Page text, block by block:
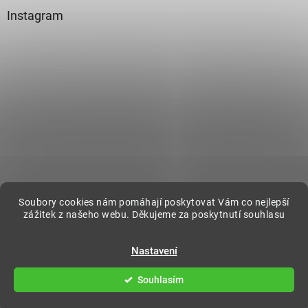
Soubory cookies nám pomáhají poskytovat Vám co nejlepší
zážitek z našeho webu. Děkujeme za poskytnutí souhlasu
Nastavení
Souhlasím
Instagram
DecorOnline. Všechna práva vyhrazena.